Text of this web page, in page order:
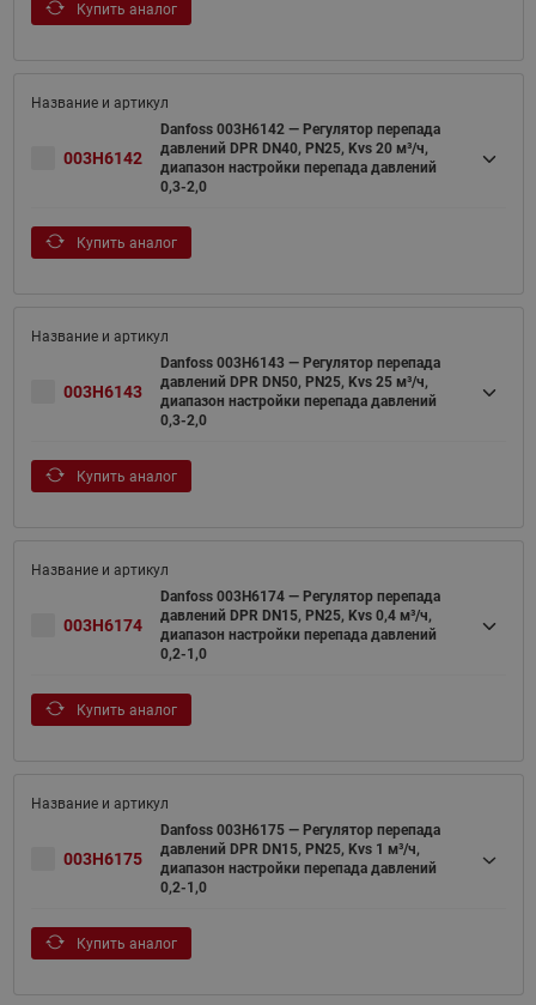
Купить аналог
003H6142
Danfoss 003H6142 — Регулятор перепада
давлений DPR DN40, PN25, Kvs 20 м³/ч,
диапазон настройки перепада давлений
0,3-2,0
Купить аналог
003H6143
Danfoss 003H6143 — Регулятор перепада
давлений DPR DN50, PN25, Kvs 25 м³/ч,
диапазон настройки перепада давлений
0,3-2,0
Купить аналог
003H6174
Danfoss 003H6174 — Регулятор перепада
давлений DPR DN15, PN25, Kvs 0,4 м³/ч,
диапазон настройки перепада давлений
0,2-1,0
Купить аналог
003H6175
Danfoss 003H6175 — Регулятор перепада
давлений DPR DN15, PN25, Kvs 1 м³/ч,
диапазон настройки перепада давлений
0,2-1,0
Купить аналог